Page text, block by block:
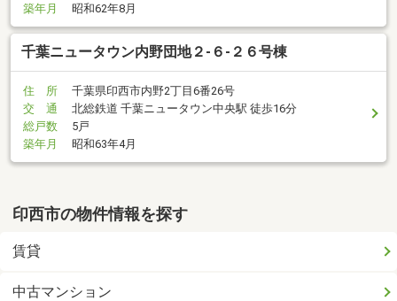
築年月
昭和62年8月
千葉ニュータウン内野団地２-６-２６号棟
住 所
千葉県印西市内野2丁目6番26号
交 通
北総鉄道 千葉ニュータウン中央駅 徒歩16分
総戸数
5戸
築年月
昭和63年4月
印西市の物件情報を探す
賃貸
中古マンション